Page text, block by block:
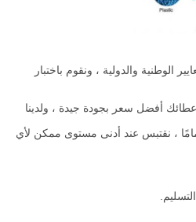
الوطنية والدولية ، ونقوم باختبار
أفضل سعر بجودة جيدة ، ولدينا
، نقتبس عند أدنى مستوى ممكن لأي